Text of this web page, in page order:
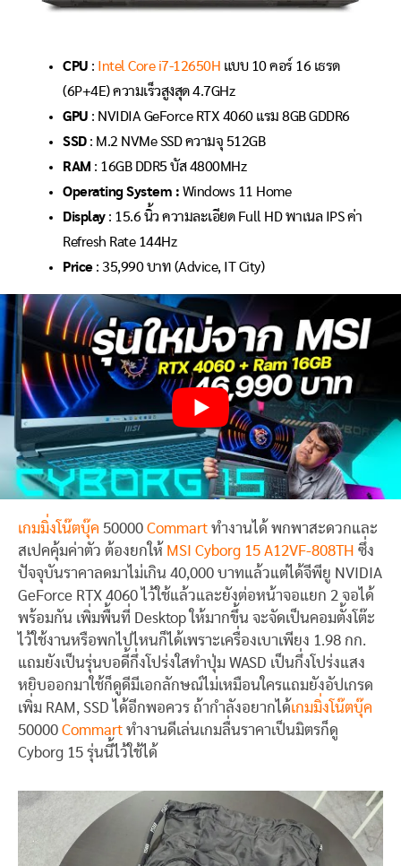
CPU : Intel Core i7-12650H แบบ 10 คอร์ 16 เธรด
(6P+4E) ความเร็วสูงสุด 4.7GHz
GPU : NVIDIA GeForce RTX 4060 แรม 8GB GDDR6
SSD : M.2 NVMe SSD ความจุ 512GB
RAM : 16GB DDR5 บัส 4800MHz
Operating System : Windows 11 Home
Display : 15.6 นิ้ว ความละเอียด Full HD พาเนล IPS ค่า
Refresh Rate 144Hz
Price : 35,990 บาท (Advice, IT City)
เกมมิ่งโน๊ตบุ๊ค 50000 Commart ทำงานได้ พกพาสะดวกและ
สเปคคุ้มค่าตัว ต้องยกให้ MSI Cyborg 15 A12VF-808TH ซึ่ง
ปัจจุบันราคาลดมาไม่เกิน 40,000 บาทแล้วแต่ได้จีพียู NVIDIA
GeForce RTX 4060 ไว้ใช้แล้วและยังต่อหน้าจอแยก 2 จอได้
พร้อมกัน เพิ่มพื้นที่ Desktop ให้มากขึ้น จะจัดเป็นคอมตั้งโต๊ะ
ไว้ใช้งานหรือพกไปไหนก็ได้เพราะเครื่องเบาเพียง 1.98 กก.
แถมยังเป็นรุ่นบอดี้กึ่งโปร่งใสทำปุ่ม WASD เป็นกึ่งโปร่งแสง
หยิบออกมาใช้ก็ดูดีมีเอกลักษณ์ไม่เหมือนใครแถมยังอัปเกรด
เพิ่ม RAM, SSD ได้อีกพอควร ถ้ากำลังอยากได้เกมมิ่งโน๊ตบุ๊ค
50000 Commart ทำงานดีเล่นเกมลื่นราคาเป็นมิตรก็ดู
Cyborg 15 รุ่นนี้ไว้ใช้ได้